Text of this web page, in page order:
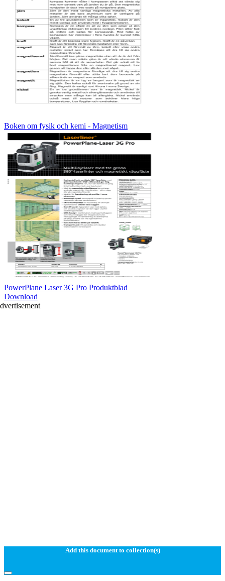
Boken om fysik och kemi - Magnetism
PowerPlane Laser 3G Pro Produktblad
Download
Add this document to collection(s)